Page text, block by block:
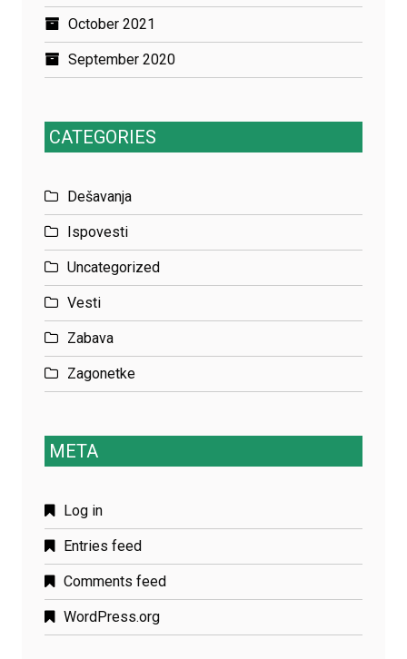
October 2021
September 2020
CATEGORIES
Dešavanja
Ispovesti
Uncategorized
Vesti
Zabava
Zagonetke
META
Log in
Entries feed
Comments feed
WordPress.org